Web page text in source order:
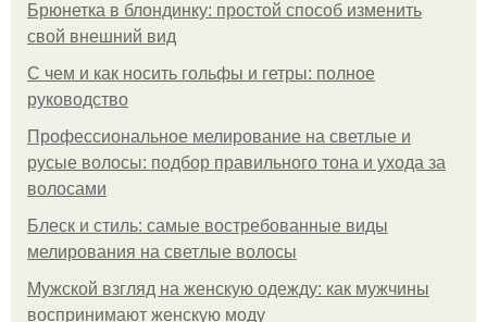
Брюнетка в блондинку: простой способ изменить
свой внешний вид
С чем и как носить гольфы и гетры: полное
руководство
Профессиональное мелирование на светлые и
русые волосы: подбор правильного тона и ухода за
волосами
Блеск и стиль: самые востребованные виды
мелирования на светлые волосы
Мужской взгляд на женскую одежду: как мужчины
воспринимают женскую моду